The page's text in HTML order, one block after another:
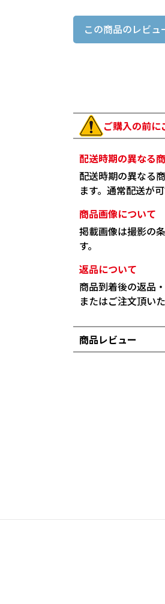
この商品のレビュ
ご購入の前に
配送時期の異なる
配送時期の異なる
ます。通常配送が
商品画像について
掲載画像は撮影の
す。
返品について
商品到着後の返品
またはご注文頂い
商品レビュー